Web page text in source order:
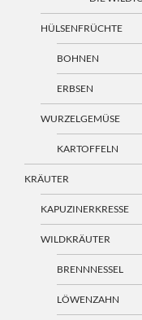
HÜLSENFRÜCHTE
BOHNEN
ERBSEN
WURZELGEMÜSE
KARTOFFELN
KRÄUTER
KAPUZINERKRESSE
WILDKRÄUTER
BRENNNESSEL
LÖWENZAHN